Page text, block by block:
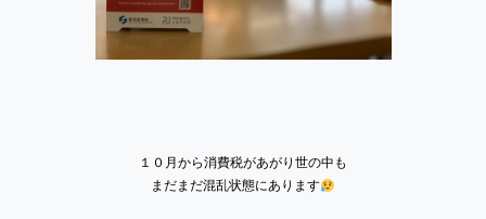
１０月から消費税があがり世の中も
まだまだ混乱状態にあります